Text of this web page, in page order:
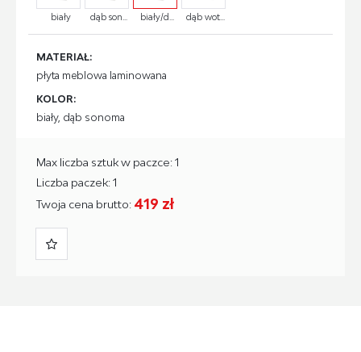
biały dąb son... biały/d... dąb wot...
MATERIAŁ:
płyta meblowa laminowana
KOLOR:
biały, dąb sonoma
Twoja cena brutto: 419 zł
Max liczba sztuk w paczce: 1
Liczba paczek: 1